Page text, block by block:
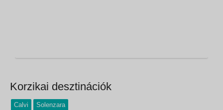
Korzikai desztinációk
Calvi Solenzara